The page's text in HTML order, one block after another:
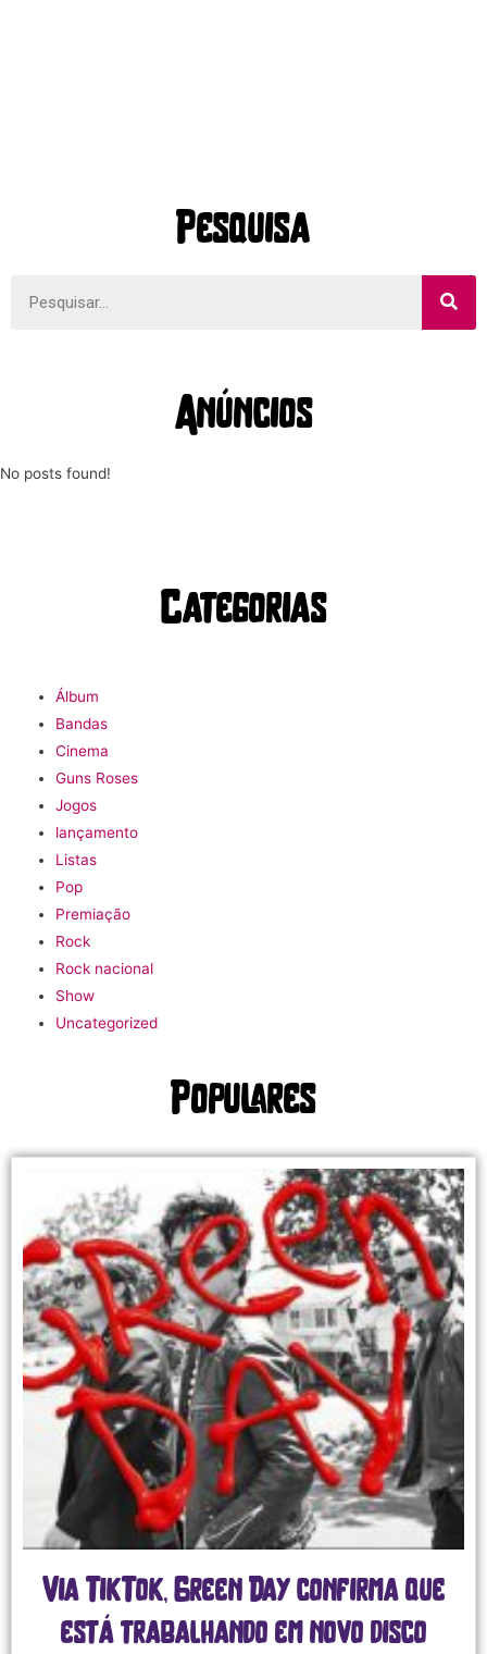
Pesquisa
Anúncios
No posts found!
Categorias
Álbum
Bandas
Cinema
Guns Roses
Jogos
lançamento
Listas
Pop
Premiação
Rock
Rock nacional
Show
Uncategorized
Populares
Via TikTok, Green Day confirma que
está trabalhando em novo disco